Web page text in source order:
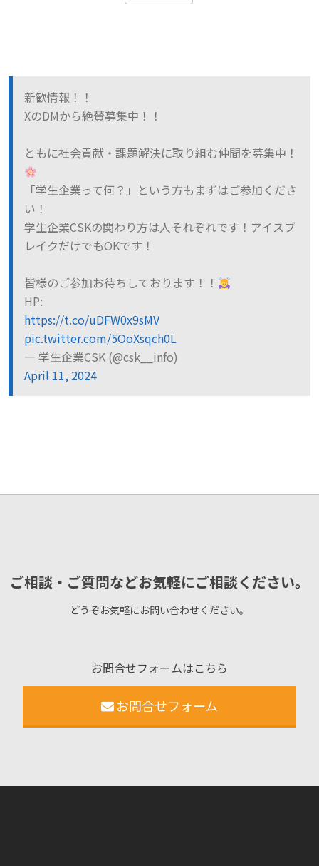
新歓情報！！
XのDMから絶賛募集中！！
ともに社会貢献・課題解決に取り組む仲間を募集中！
「学生企業って何？」という方もまずはご参加くださ
い！
学生企業CSKの関わり方は人それぞれです！アイスブ
レイクだけでもOKです！
皆様のご参加お待ちしております！！
HP:
https://t.co/uDFW0x9sMV
pic.twitter.com/5OoXsqch0L
— 学生企業CSK (@csk__info)
April 11, 2024
ご相談・ご質問などお気軽にご相談ください。
どうぞお気軽にお問い合わせください。
お問合せフォームはこちら
お問合せフォーム